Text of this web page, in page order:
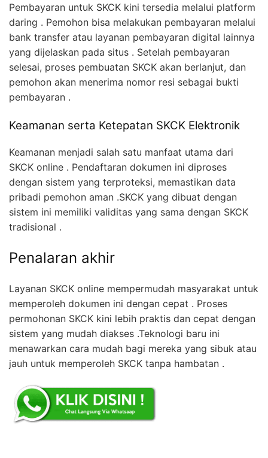
Pembayaran untuk SKCK kini tersedia melalui platform
daring . Pemohon bisa melakukan pembayaran melalui
bank transfer atau layanan pembayaran digital lainnya
yang dijelaskan pada situs . Setelah pembayaran
selesai, proses pembuatan SKCK akan berlanjut, dan
pemohon akan menerima nomor resi sebagai bukti
pembayaran .
Keamanan serta Ketepatan SKCK Elektronik
Keamanan menjadi salah satu manfaat utama dari
SKCK online . Pendaftaran dokumen ini diproses
dengan sistem yang terproteksi, memastikan data
pribadi pemohon aman .SKCK yang dibuat dengan
sistem ini memiliki validitas yang sama dengan SKCK
tradisional .
Penalaran akhir
Layanan SKCK online mempermudah masyarakat untuk
memperoleh dokumen ini dengan cepat . Proses
permohonan SKCK kini lebih praktis dan cepat dengan
sistem yang mudah diakses .Teknologi baru ini
menawarkan cara mudah bagi mereka yang sibuk atau
jauh untuk memperoleh SKCK tanpa hambatan .